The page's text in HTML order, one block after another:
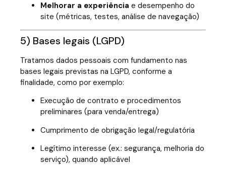
Melhorar a experiência e desempenho do
site (métricas, testes, análise de navegação)
5) Bases legais (LGPD)
Tratamos dados pessoais com fundamento nas
bases legais previstas na LGPD, conforme a
finalidade, como por exemplo:
Execução de contrato e procedimentos
preliminares (para venda/entrega)
Cumprimento de obrigação legal/regulatória
Legítimo interesse (ex.: segurança, melhoria do
serviço), quando aplicável